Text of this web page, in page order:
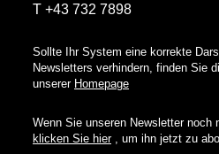
T +43 732 7898
Sollte Ihr System eine korrekte
Newsletters verhindern, finden Sie
unserer Homepage
Wenn Sie unseren Newsletter noch
klicken Sie hier, um ihn jetzt zu